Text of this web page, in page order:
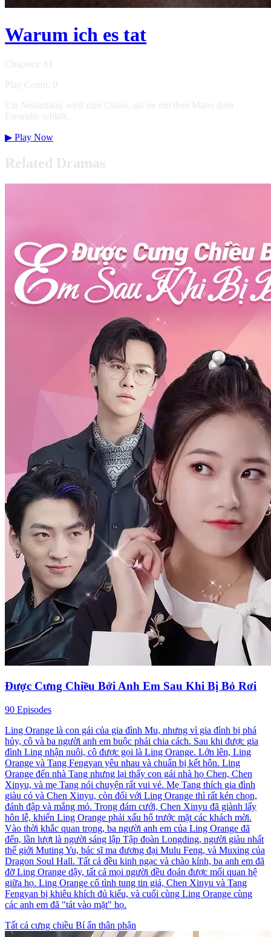
Warum ich es tat
Chapters: 61
Play Count: 0
Ein Neuanfang wird zum Chaos, als sie mit dem Mann ihrer
Freundin schläft.
▶ Play Now
Related Dramas
Được Cưng Chiều Bởi Anh Em Sau Khi Bị Bỏ Rơi
90 Episodes
Ling Orange là con gái của gia đình Mu, nhưng vì gia đình bị phá
hủy, cô và ba người anh em buộc phải chia cách. Sau khi được gia
đình Ling nhận nuôi, cô được gọi là Ling Orange. Lớn lên, Ling
Orange và Tang Fengyan yêu nhau và chuẩn bị kết hôn. Ling
Orange đến nhà Tang nhưng lại thấy con gái nhà họ Chen, Chen
Xinyu, và mẹ Tang nói chuyện rất vui vẻ. Mẹ Tang thích gia đình
giàu có và Chen Xinyu, còn đối với Ling Orange thì rất kén chọn,
đánh đập và mắng mỏ. Trong đám cưới, Chen Xinyu đã giành lấy
hôn lễ, khiến Ling Orange phải xấu hổ trước mặt các khách mời.
Vào thời khắc quan trọng, ba người anh em của Ling Orange đã
đến, lần lượt là người sáng lập Tập đoàn Longding, người giàu nhất
thế giới Muting Yu, bác sĩ ma đương đại Mulu Feng, và Muxing của
Dragon Soul Hall. Tất cả đều kinh ngạc và chào kính, ba anh em đã
đỡ Ling Orange dậy, tất cả mọi người đều đoán được mối quan hệ
giữa họ. Ling Orange cố tình tung tin giả, Chen Xinyu và Tang
Fengyan bị khiêu khích đủ kiểu, và cuối cùng Ling Orange cùng
các anh em đã "tát vào mặt" họ.
Tất cả cưng chiều Bí ẩn thân phận